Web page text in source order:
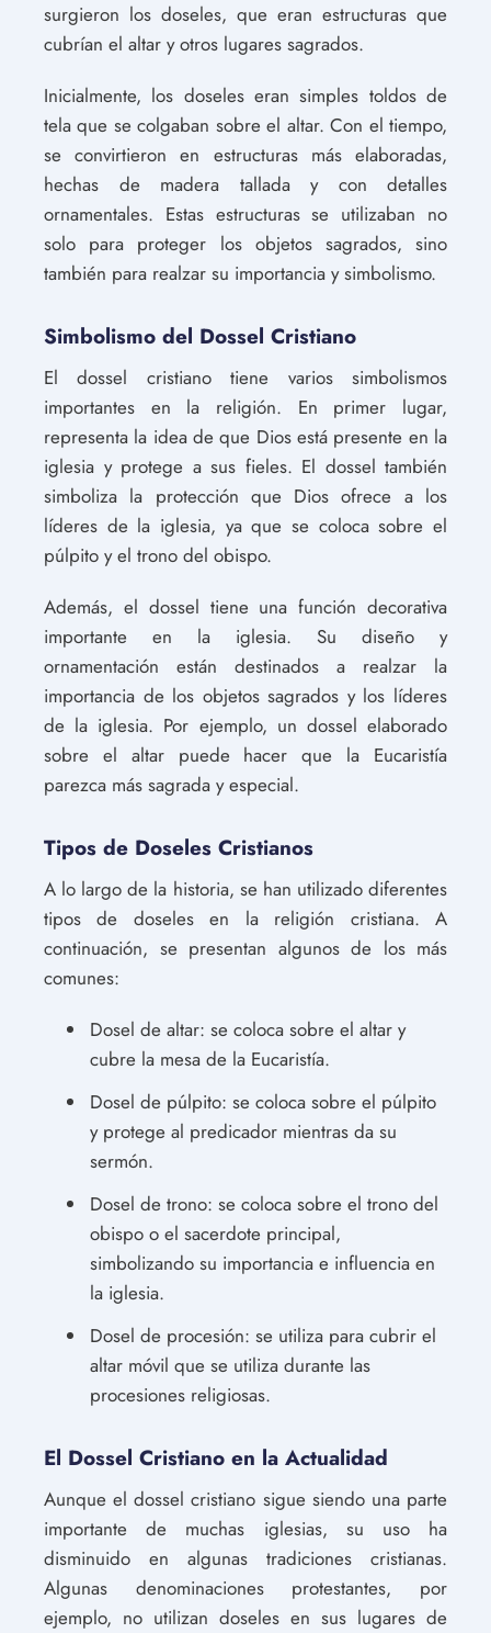
surgieron los doseles, que eran estructuras que
cubrían el altar y otros lugares sagrados.
Inicialmente, los doseles eran simples toldos de
tela que se colgaban sobre el altar. Con el tiempo,
se convirtieron en estructuras más elaboradas,
hechas de madera tallada y con detalles
ornamentales. Estas estructuras se utilizaban no
solo para proteger los objetos sagrados, sino
también para realzar su importancia y simbolismo.
Simbolismo del Dossel Cristiano
El dossel cristiano tiene varios simbolismos
importantes en la religión. En primer lugar,
representa la idea de que Dios está presente en la
iglesia y protege a sus fieles. El dossel también
simboliza la protección que Dios ofrece a los
líderes de la iglesia, ya que se coloca sobre el
púlpito y el trono del obispo.
Además, el dossel tiene una función decorativa
importante en la iglesia. Su diseño y
ornamentación están destinados a realzar la
importancia de los objetos sagrados y los líderes
de la iglesia. Por ejemplo, un dossel elaborado
sobre el altar puede hacer que la Eucaristía
parezca más sagrada y especial.
Tipos de Doseles Cristianos
A lo largo de la historia, se han utilizado diferentes
tipos de doseles en la religión cristiana. A
continuación, se presentan algunos de los más
comunes:
Dosel de altar: se coloca sobre el altar y
cubre la mesa de la Eucaristía.
Dosel de púlpito: se coloca sobre el púlpito
y protege al predicador mientras da su
sermón.
Dosel de trono: se coloca sobre el trono del
obispo o el sacerdote principal,
simbolizando su importancia e influencia en
la iglesia.
Dosel de procesión: se utiliza para cubrir el
altar móvil que se utiliza durante las
procesiones religiosas.
El Dossel Cristiano en la Actualidad
Aunque el dossel cristiano sigue siendo una parte
importante de muchas iglesias, su uso ha
disminuido en algunas tradiciones cristianas.
Algunas denominaciones protestantes, por
ejemplo, no utilizan doseles en sus lugares de